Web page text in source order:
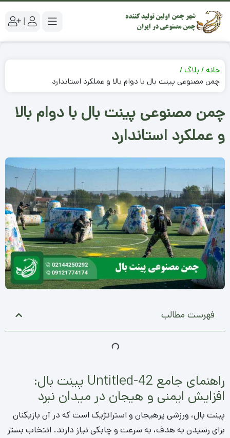
|
خانه
بلاگ
چمن مصنوعی پینت بال با دوام بالا و عملکرد استاندارد
چمن مصنوعی پینت بال با دوام بالا
و عملکرد استاندارد
فهرست مطالب
راهنمای جامع Untitled-42 پینت بال:
افزایش ایمنی و هیجان در میدان نبرد
پینت بال، ورزشی پرهیجان و استراتژیک است که در آن بازیکنان
برای رسیدن به هدف، به سرعت و چابکی نیاز دارند. انتخاب بستر